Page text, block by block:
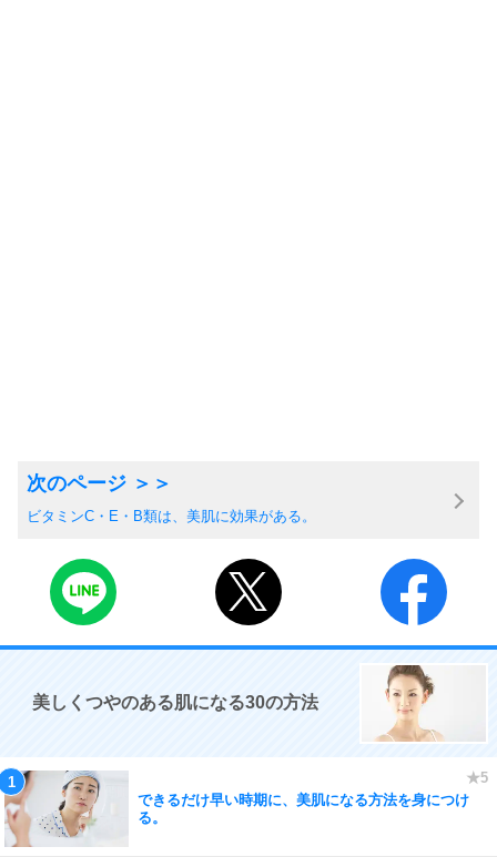
ビタミンC・E・B類は、美肌に効果がある。
美しくつやのある肌になる30の方法
できるだけ早い時期に、美肌になる方法を身につけ
る。